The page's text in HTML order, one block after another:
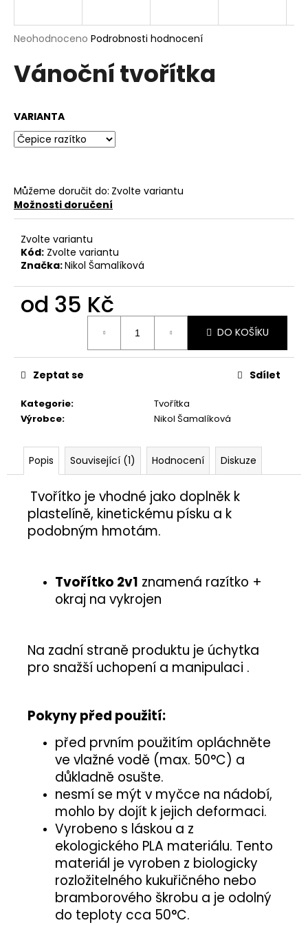
Průměrné
produktu
je
5
hvězdiček.
Neohodnoceno Podrobnosti hodnocení
Vánoční tvořítka
VARIANTA
Můžeme doručit do: Zvolte variantu
Možnosti doručení
Zvolte variantu
Kód: Zvolte variantu
Značka:Nikol Šamalíková
od 35 Kč
DO KOŠÍKU
Kategorie:
Tvořítka
Výrobce: Nikol Šamalíková
Zeptat se Sdílet
Popis Související (1) Hodnocení Diskuze
Tvořítko je vhodné jako doplněk k
plastelíně, kinetickému písku a k
podobným hmotám.
Tvořítko 2v1 znamená razítko +
okraj na vykrojen
Na zadní straně produktu je úchytka
pro snažší uchopení a manipulaci .
Pokyny před použití:
před prvním použitím opláchněte
ve vlažné vodě (max. 50°C) a
důkladně osušte.
nesmí se mýt v myčce na nádobí,
mohlo by dojít k jejich deformaci.
Vyrobeno s láskou a z
ekologického PLA materiálu. Tento
materiál je vyroben z biologicky
rozložitelného kukuřičného nebo
bramborového škrobu a je odolný
do teploty cca 50°C.
j
t
?
D
o
p
o
č
e
m
PÍŠŤALKA
25